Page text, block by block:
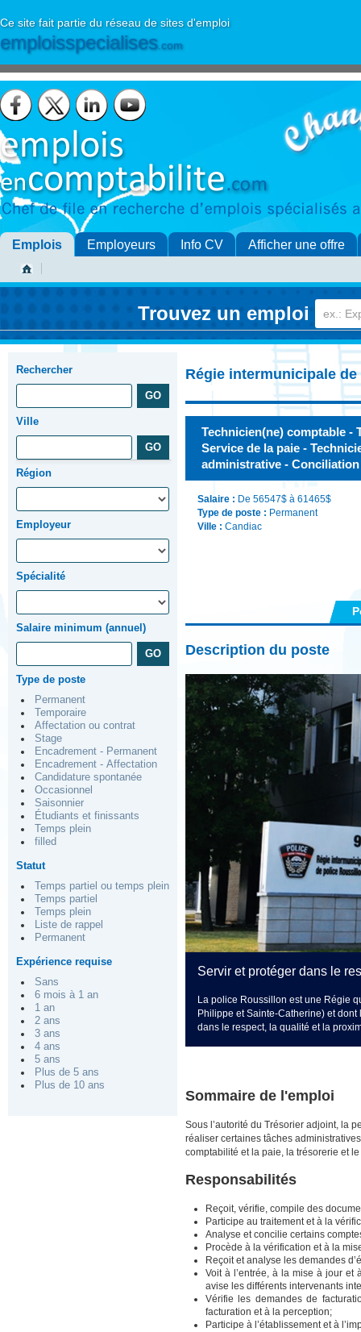
Ce site fait partie du réseau de sites d'emploi
emploisspecialises.com
Emplois Employeurs Info CV Afficher une offre
Trouvez un emploi
Rechercher
Ville
Région
Employeur
Spécialité
Salaire minimum (annuel)
Type de poste
Permanent
Temporaire
Affectation ou contrat
Stage
Encadrement - Permanent
Encadrement - Affectation
Candidature spontanée
Occasionnel
Saisonnier
Étudiants et finissants
Temps plein
filled
Statut
Temps partiel ou temps plein
Temps partiel
Temps plein
Liste de rappel
Permanent
Expérience requise
Sans
6 mois à 1 an
1 an
2 ans
3 ans
4 ans
5 ans
Plus de 5 ans
Plus de 10 ans
Régie intermunicipale
Technicien(ne) comptable -
Service de la paie -
administrative -
Salaire : De 56547$ à 61465$
Type de poste : Permanent
Ville : Candiac
Description du poste
Servir et protéger dans le
La police Roussillon est une Régie
Philippe et Sainte-Catherine) et
dans le respect, la qualité et la
Sommaire de l'emploi
Sous l’autorité du Trésorier adjoint, la
réaliser certaines tâches
comptabilité et la paie, la trésorerie et
Responsabilités
Reçoit, vérifie, compile des
Participe au traitement et à la
Analyse et concilie certains
Procède à la vérification et à la
Reçoit et analyse les demandes
Voit à l’entrée, à la mise à jour et
avise les différents intervenants
Vérifie les demandes de
facturation et à la perception;
Participe à l’établissement et à